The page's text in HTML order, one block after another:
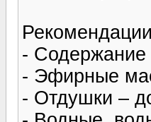
- Содержание
- Эфирные
- Отдушки –